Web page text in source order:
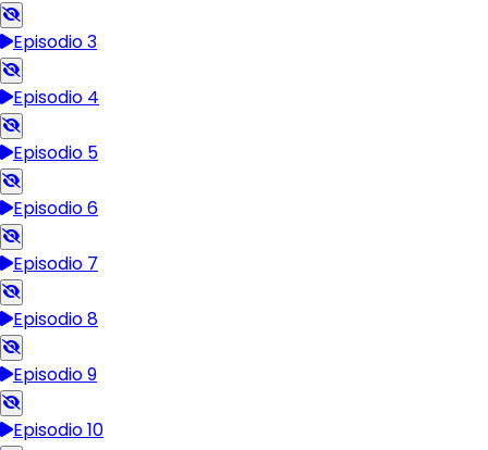
Episodio 3
Episodio 4
Episodio 5
Episodio 6
Episodio 7
Episodio 8
Episodio 9
Episodio 10